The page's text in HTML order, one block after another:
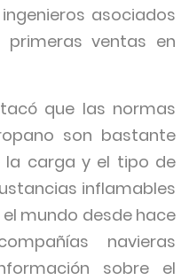
asociados
ventas en
que las normas
son bastante
la carga y el tipo de
inflamables
mundo desde hace
navieras
sobre el